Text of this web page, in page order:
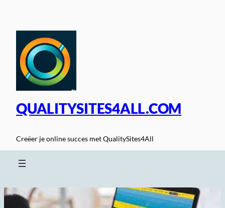
inhoud
QUALITYSITES4ALL.COM
Creëer je online succes met QualitySites4All